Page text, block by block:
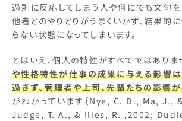
過剰に反応してしまう人や何にでも文句を
他者とのやりとりがうまくいかず、結果的
らない状態になってしまいます。
とはいえ、個人の特性がすべてではありま
や性格特性が仕事の成果に与える影響
過ぎず、管理者や上司、先輩たちの影響
がわかっています（Nye, C. D., Ma, J.,
Judge, T. A., & Ilies, R. ,2002;